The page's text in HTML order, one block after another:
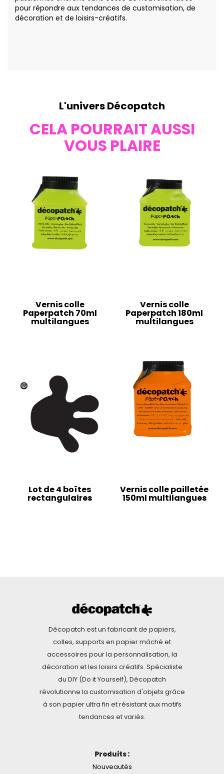
pour répondre aux tendances de customisation, de
décoration et de loisirs-créatifs.
L'univers Décopatch
CELA POURRAIT AUSSI
VOUS PLAIRE
Vernis colle
Paperpatch 70ml
multilangues
Vernis colle
Paperpatch 180ml
multilangues
Lot de 4 boîtes
rectangulaires
Vernis colle pailletée
150ml multilangues
Décopatch est un fabricant de papiers,
colles, supports en papier mâché et
accessoires pour la personnalisation, la
décoration et les loisirs créatifs. Spécialiste
du DIY (Do it Yourself), Décopatch
révolutionne la customisation d'objets grâce
à son papier ultra fin et résistant aux motifs
tendances et variés.
Produits :
Nouveautés